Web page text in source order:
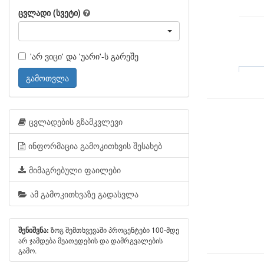
ცვლადი (სვეტი)
'არ ვიცი' და 'უარი'-ს გარეშე
გამოთვლა
ცვლადების გზამკვლევი
ინფორმაცია გამოკითხვის შესახებ
მიმაგრებული ფაილები
ამ გამოკითხვაზე გადასვლა
შენიშვნა: ზოგ შემთხვევაში პროცენტები 100-მდე
არ ჯამდება მეათედების და დამრგვალების
გამო.